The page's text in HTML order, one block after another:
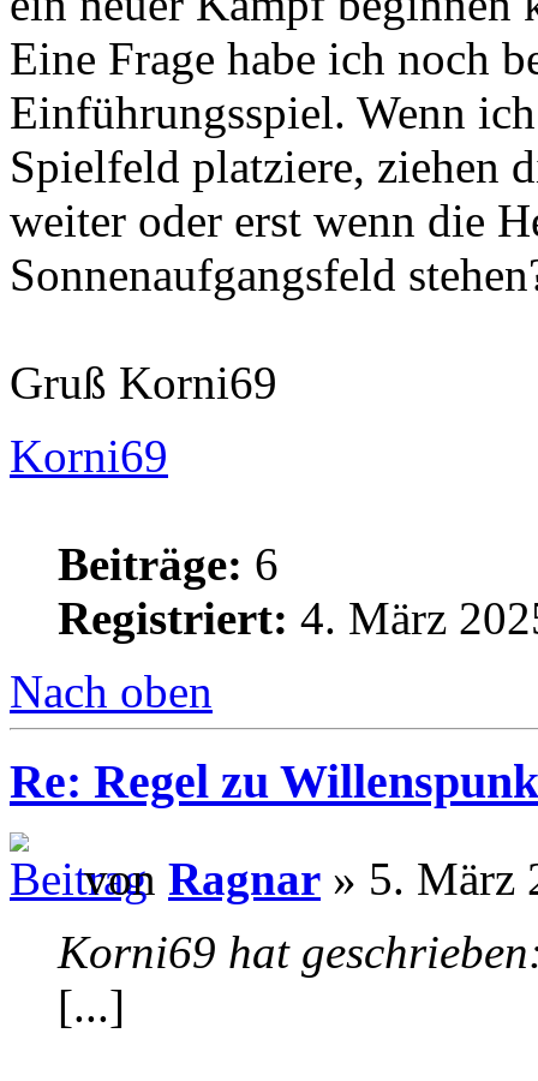
Eine Frage habe ich noch
Einführungsspiel. Wenn
Spielfeld platziere, ziehen
weiter oder erst wenn die
Sonnenaufgangsfeld
Gruß Korni69
Korni69
Beiträge: 6
Registriert: 4. März
Nach oben
Re: Regel zu
von Ragnar » 5. März
Korni69 hat
[...]